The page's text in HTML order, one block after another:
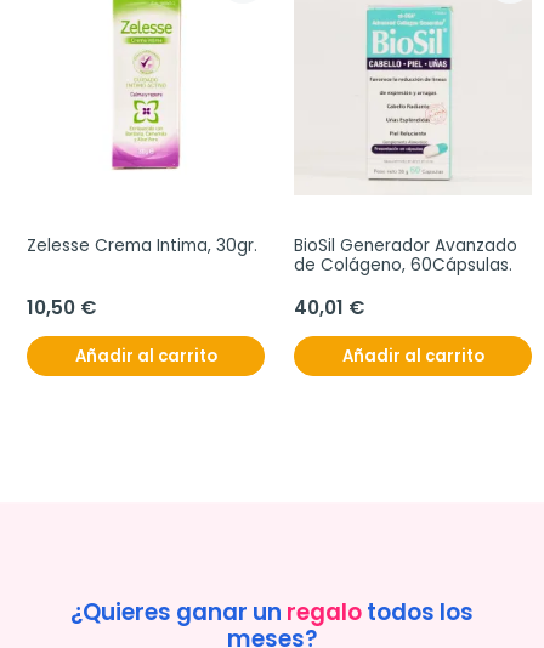
Zelesse Crema Intima, 30gr.
10,50 €
Añadir al carrito
BioSil Generador Avanzado
de Colágeno, 60Cápsulas.
40,01 €
Añadir al carrito
¿Quieres ganar un regalotodos los
meses?